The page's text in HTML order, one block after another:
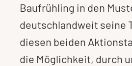
Baufrühling in den
deutschlandweit seine
diesen beiden
die Möglichkeit, durch